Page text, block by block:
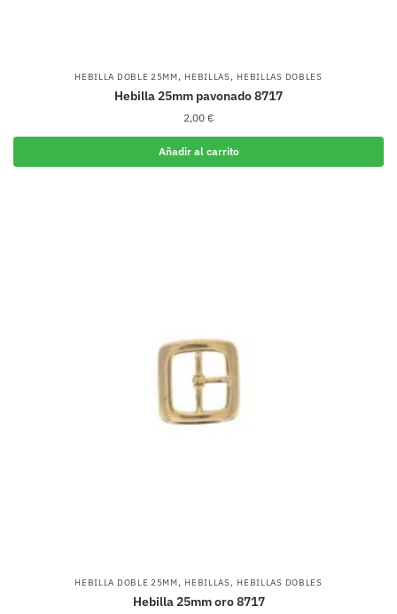
HEBILLA DOBLE 25MM, HEBILLAS, HEBILLAS DOBLES
Hebilla 25mm pavonado 8717
2,00 €
Añadir al carrito
HEBILLA DOBLE 25MM, HEBILLAS, HEBILLAS DOBLES
Hebilla 25mm oro 8717